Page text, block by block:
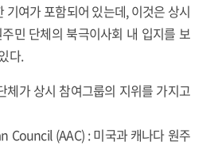
기여가 포함되어 있는데, 이것은 상시
민 단체의 북극이사회 내 입지를 보
다.
체가 상시 참여그룹의 지위를 가지고
Council (AAC) : 미국과 캐나다 원주